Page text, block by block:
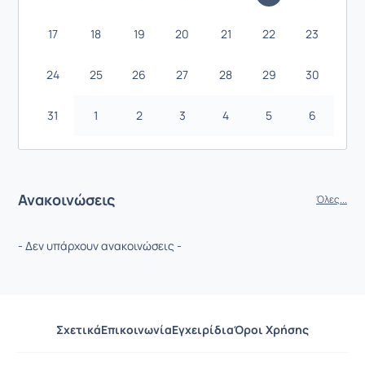
17 18 19 20 21 22 23
24 25 26 27 28 29 30
31 1 2 3 4 5 6
Ανακοινώσεις Όλες...
- Δεν υπάρχουν ανακοινώσεις -
ΣχετικάΕπικοινωνίαΕγχειρίδιαΌροι Χρήσης